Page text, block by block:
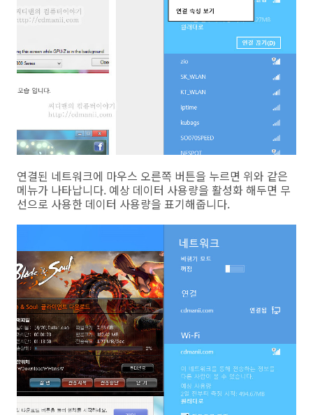
연결된 네트워크에 마우스 오른쪽 버튼을 누르면 위와 같은
메뉴가 나타납니다. 예상 데이터 사용량을 활성화 해두면 무
선으로 사용한 데이터 사용량을 표기해줍니다.